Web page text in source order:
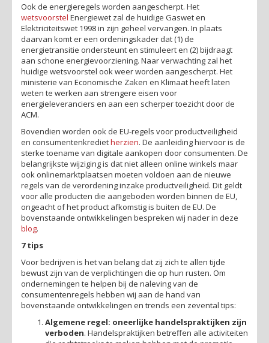
Ook de energieregels worden aangescherpt. Het
wetsvoorstel Energiewet zal de huidige Gaswet en
Elektriciteitswet 1998 in zijn geheel vervangen. In plaats
daarvan komt er een ordeningskader dat (1) de
energietransitie ondersteunt en stimuleert en (2) bijdraagt
aan schone energievoorziening. Naar verwachting zal het
huidige wetsvoorstel ook weer worden aangescherpt. Het
ministerie van Economische Zaken en Klimaat heeft laten
weten te werken aan strengere eisen voor
energieleveranciers en aan een scherper toezicht door de
ACM.
Bovendien worden ook de EU-regels voor productveiligheid
en consumentenkredietherzien. De aanleiding hiervoor is de
sterke toename van digitale aankopen door consumenten. De
belangrijkste wijziging is dat niet alleen online winkels maar
ook onlinemarktplaatsen moeten voldoen aan de nieuwe
regels van de verordening inzake productveiligheid. Dit geldt
voor alle producten die aangeboden worden binnen de EU,
ongeacht of het product afkomstig is buiten de EU. De
bovenstaande ontwikkelingen bespreken wij nader in deze
blog.
7 tips
Voor bedrijven is het van belang dat zij zich te allen tijde
bewust zijn van de verplichtingen die op hun rusten. Om
ondernemingen te helpen bij de naleving van de
consumentenregels hebben wij aan de hand van
bovenstaande ontwikkelingen en trends een zevental tips:
Algemene regel: oneerlijke handelspraktijken zijn
verboden. Handelspraktijken betreffen alle activiteiten